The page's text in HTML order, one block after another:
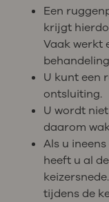
Een
krijgt
Vaak werkt
U kunt een
ontsluiting.
U wordt
daarom
Als u
heeft u al
tijdens de